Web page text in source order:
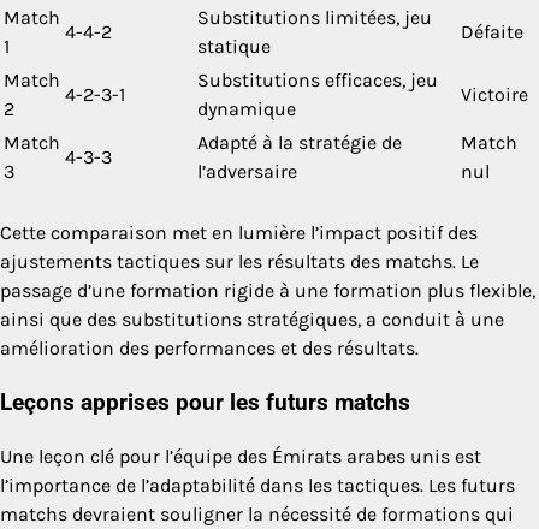
Match
1
4-4-2
Substitutions limitées, jeu
statique
Défaite
Match
2
4-2-3-1
Substitutions efficaces, jeu
dynamique
Victoire
Match
3
4-3-3
Adapté à la stratégie de
l’adversaire
Match
nul
Cette comparaison met en lumière l’impact positif des
ajustements tactiques sur les résultats des matchs. Le
passage d’une formation rigide à une formation plus flexible,
ainsi que des substitutions stratégiques, a conduit à une
amélioration des performances et des résultats.
Leçons apprises pour les futurs matchs
Une leçon clé pour l’équipe des Émirats arabes unis est
l’importance de l’adaptabilité dans les tactiques. Les futurs
matchs devraient souligner la nécessité de formations qui